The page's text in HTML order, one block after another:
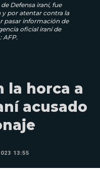
Defensa iraní, fue
y por atentar contra la
pasar información de
oficial iraní de
AFP.
la horca a
acusado
13:55